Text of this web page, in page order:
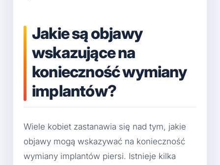
Jakie są objawy
wskazujące na
konieczność wymiany
implantów?
Wiele kobiet zastanawia się nad tym, jakie
objawy mogą wskazywać na konieczność
wymiany implantów piersi. Istnieje kilka